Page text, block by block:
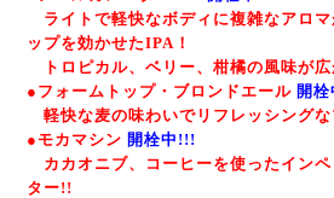
ライトで軽快なボディに複雑なアロ
ップを効かせたIPA！
トロピカル、ベリー、柑橘の風味が広
●フォームトップ・ブロンドエール 開
軽快な麦の味わいでリフレッシングな
●モカマシン 開栓中!!!
カカオニブ、コーヒーを使ったイン
ター!!